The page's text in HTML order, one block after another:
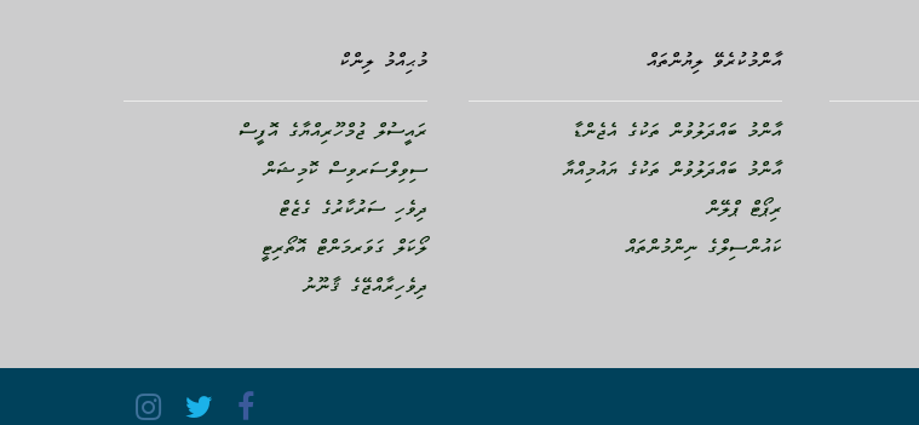
މުޙިއްމު ލިންކް
ރައީސުލް ޖުމްހޫރިއްޔާގެ އޮފީސް
ސިވިލްސަރވިސް ކޮމިޝަން
ދިވެހި ސަރުކާރުގެ ގެޒެޓް
ލޯކަލް ގަވަރމަންޓް އޮތޯރިޓީ
ދިވެހިރާއްޖޭގެ ޤާނޫނު
އާންމުކުރެވޭ ލިޔުންތައް
އާންމު ބައްދަލުވުން ތަކުގެ އެޖެންޑާ
އާންމު ބައްދަލުވުން ތަކުގެ ޔައުމިއްޔާ
ރިޕޯޓް ޕްލޭން
ކައުންސިލްގެ ނިންމުންތައް